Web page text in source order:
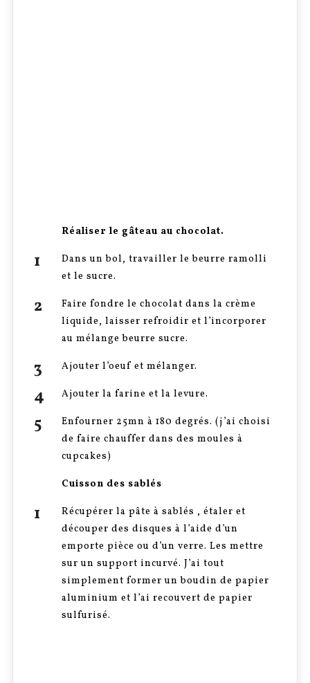
Réaliser le gâteau au chocolat.
Dans un bol, travailler le beurre ramolli
et le sucre.
Faire fondre le chocolat dans la crème
liquide, laisser refroidir et l’incorporer
au mélange beurre sucre.
Ajouter l’oeuf et mélanger.
Ajouter la farine et la levure.
Enfourner 25mn à 180 degrés. (j’ai choisi
de faire chauffer dans des moules à
cupcakes)
Cuisson des sablés
Récupérer la pâte à sablés , étaler et
découper des disques à l’aide d’un
emporte pièce ou d’un verre. Les mettre
sur un support incurvé. J’ai tout
simplement former un boudin de papier
aluminium et l’ai recouvert de papier
sulfurisé.